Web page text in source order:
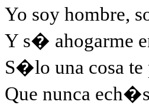
Yo soy hombre,
Y s� ahogarme
S�lo una cosa te
Que nunca